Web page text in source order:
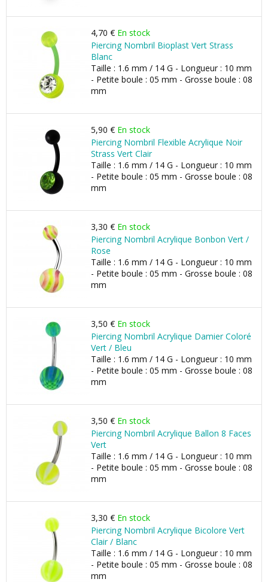
4,70 € En stock
Piercing Nombril Bioplast Vert Strass
Blanc
Taille : 1.6 mm / 14 G - Longueur : 10 mm
- Petite boule : 05 mm - Grosse boule : 08
mm
5,90 € En stock
Piercing Nombril Flexible Acrylique Noir
Strass Vert Clair
Taille : 1.6 mm / 14 G - Longueur : 10 mm
- Petite boule : 05 mm - Grosse boule : 08
mm
3,30 € En stock
Piercing Nombril Acrylique Bonbon Vert /
Rose
Taille : 1.6 mm / 14 G - Longueur : 10 mm
- Petite boule : 05 mm - Grosse boule : 08
mm
3,50 € En stock
Piercing Nombril Acrylique Damier Coloré
Vert / Bleu
Taille : 1.6 mm / 14 G - Longueur : 10 mm
- Petite boule : 05 mm - Grosse boule : 08
mm
3,50 € En stock
Piercing Nombril Acrylique Ballon 8 Faces
Vert
Taille : 1.6 mm / 14 G - Longueur : 10 mm
- Petite boule : 05 mm - Grosse boule : 08
mm
3,30 € En stock
Piercing Nombril Acrylique Bicolore Vert
Clair / Blanc
Taille : 1.6 mm / 14 G - Longueur : 10 mm
- Petite boule : 05 mm - Grosse boule : 08
mm